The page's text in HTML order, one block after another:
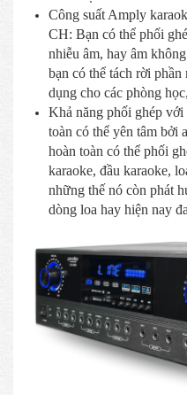
Công suất Amply
CH: Bạn có thể phối
nhiễu âm, hay âm
bạn có thể tách rời
dụng cho các phòng
Khả năng phối ghép với
toàn có thể yên tâm bởi
hoàn toàn có thể phối
karaoke, đầu karaoke,
những thế nó còn phát
dòng loa hay hiện nay